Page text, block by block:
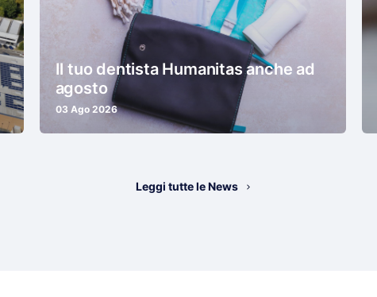
Il tuo dentista Humanitas anche ad
agosto
03 Ago 2026
Leggi tutte le News